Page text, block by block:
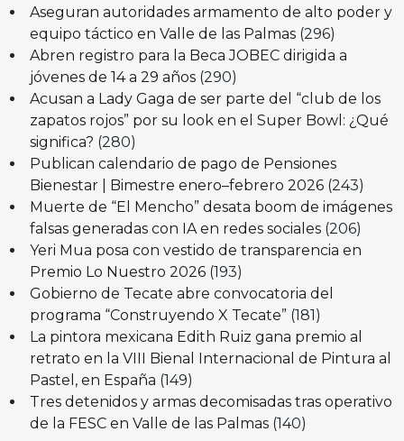
Aseguran autoridades armamento de alto poder y
equipo táctico en Valle de las Palmas (296)
Abren registro para la Beca JOBEC dirigida a
jóvenes de 14 a 29 años (290)
Acusan a Lady Gaga de ser parte del “club de los
zapatos rojos” por su look en el Super Bowl: ¿Qué
significa? (280)
Publican calendario de pago de Pensiones
Bienestar | Bimestre enero–febrero 2026 (243)
Muerte de “El Mencho” desata boom de imágenes
falsas generadas con IA en redes sociales (206)
Yeri Mua posa con vestido de transparencia en
Premio Lo Nuestro 2026 (193)
Gobierno de Tecate abre convocatoria del
programa “Construyendo X Tecate” (181)
La pintora mexicana Edith Ruiz gana premio al
retrato en la VIII Bienal Internacional de Pintura al
Pastel, en España (149)
Tres detenidos y armas decomisadas tras operativo
de la FESC en Valle de las Palmas (140)